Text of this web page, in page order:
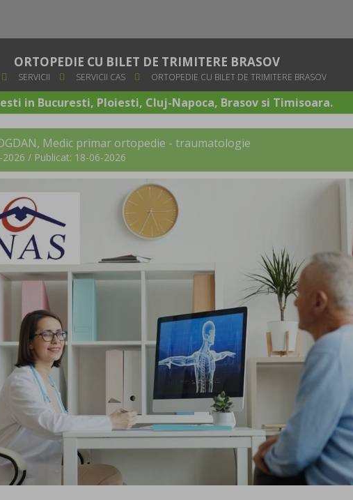
ORTOPEDIE CU BILET DE TRIMITERE BRASOV
SERVICII SERVICII CAS ORTOPEDIE CU BILET DE TRIMITERE BRASOV
in Bucuresti, Ploiesti, Cluj-Napoca, Brasov si Timisoara.
, Medic primar ortopedie - traumatologie
/ Publicat: 18-06-2026